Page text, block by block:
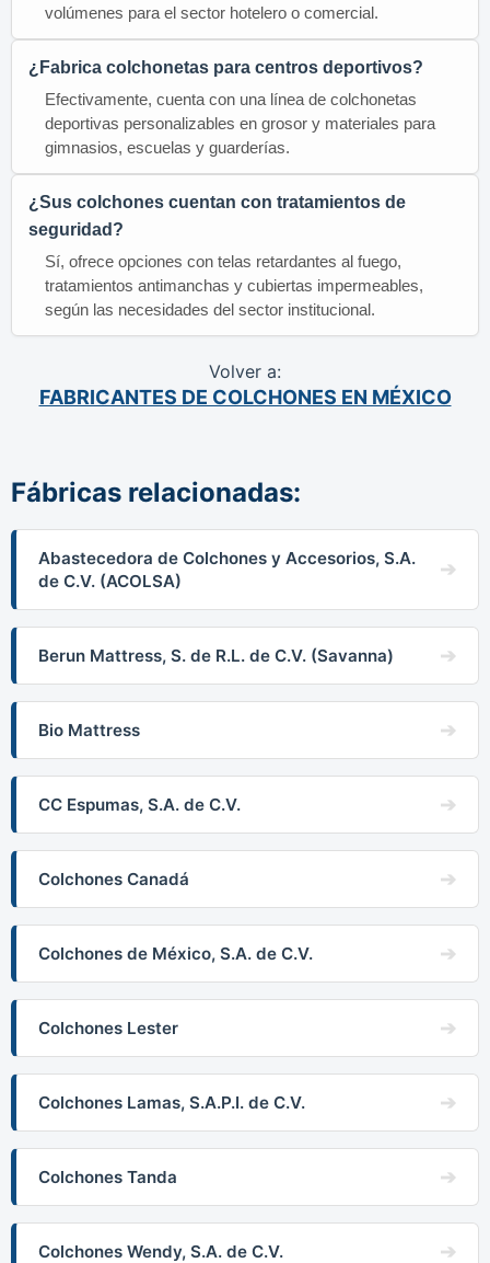
volúmenes para el sector hotelero o comercial.
¿Fabrica colchonetas para centros deportivos?
Efectivamente, cuenta con una línea de colchonetas
deportivas personalizables en grosor y materiales para
gimnasios, escuelas y guarderías.
¿Sus colchones cuentan con tratamientos de
seguridad?
Sí, ofrece opciones con telas retardantes al fuego,
tratamientos antimanchas y cubiertas impermeables,
según las necesidades del sector institucional.
Volver a:
FABRICANTES DE COLCHONES EN MÉXICO
Fábricas relacionadas:
Abastecedora de Colchones y Accesorios, S.A.
de C.V. (ACOLSA)
Berun Mattress, S. de R.L. de C.V. (Savanna)
Bio Mattress
CC Espumas, S.A. de C.V.
Colchones Canadá
Colchones de México, S.A. de C.V.
Colchones Lester
Colchones Lamas, S.A.P.I. de C.V.
Colchones Tanda
Colchones Wendy, S.A. de C.V.